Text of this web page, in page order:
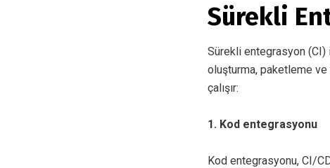
Sürekli
Sürekli entegrasyon (CI)
oluşturma, paketleme
çalışır:
1. Kod entegrasyonu
Kod entegrasyonu, CI/